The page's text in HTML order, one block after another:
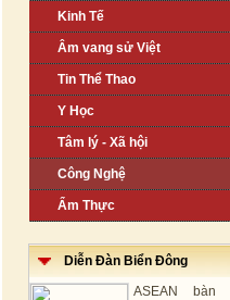
Kinh Tế
Âm vang sử Việt
Tin Thể Thao
Y Học
Tâm lý - Xã hội
Công Nghệ
Ẩm Thực
Diễn Đàn Biển Đông
ASEAN bàn